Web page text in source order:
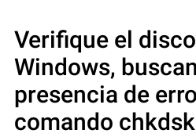
Verifique el
Windows,
presencia de
comando